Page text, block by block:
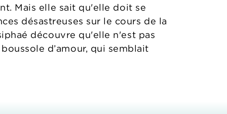
Mais elle sait qu'elle doit se
désastreuses sur le cours de la
découvre qu'elle n'est pas
d’amour, qui semblait